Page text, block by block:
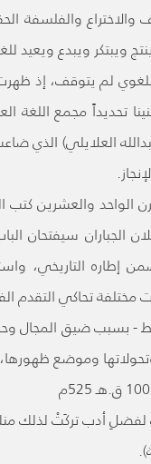
والاختراع والفلسفة
ويبتكر ويبدع ويعيد للغة
لم يتوقف، إذ
تحديداً مجمع
العلايلي) الذي
الواحد والعشرين كتب
الجباران
التاريخي،
تحاكي التقدم
- بسبب ضيق المجال
وموضع
لفضلِ أدب تركَتْ لذلك